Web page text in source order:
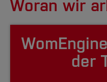
Woran wir
der